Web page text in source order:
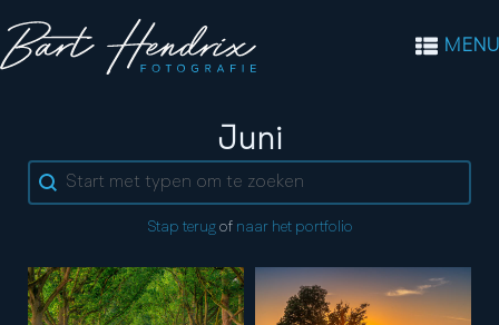
MENU
Tag:
Juni
Search content
Stap terugof naar het portfolio